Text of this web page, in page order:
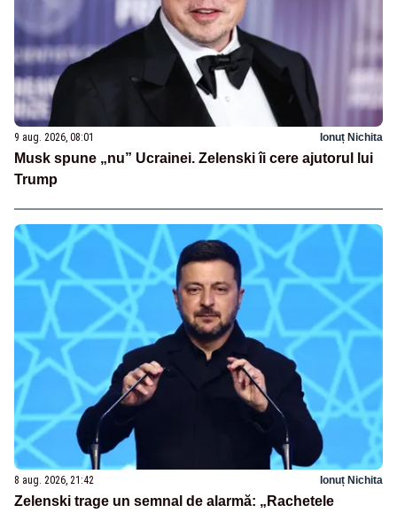
9 aug. 2026, 08:01 Ionuț Nichita
Musk spune „nu” Ucrainei. Zelenski îi cere ajutorul lui
Trump
8 aug. 2026, 21:42 Ionuț Nichita
Zelenski trage un semnal de alarmă: „Rachetele